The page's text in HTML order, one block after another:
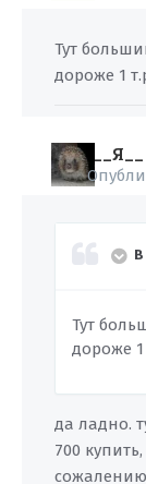
Тут
дороже 1
__Я__
В
Тут
дороже 1
да ладно.
700 купить,